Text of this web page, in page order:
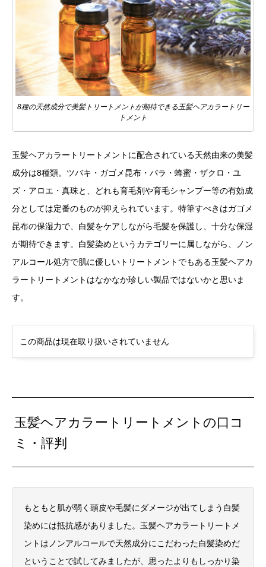
8種の天然成分で美髪トリートメントが期待できる玉髪ヘアカラートリー
トメント
玉髪ヘアカラートリートメントに配合されている天然由来の美髪
成分は8種類。ツバキ・ガゴメ昆布・バラ・蜂蜜・ザクロ・ユ
ズ・アロエ・真珠と、どれも育毛剤や育毛シャンプー等の有効成
分としては定番のものが抑えられています。特筆すべきはガゴメ
昆布の保湿力で、白髪をケアしながら毛髪を保護し、十分な保湿
が期待できます。白髪染めというカテゴリーに属しながら、ノン
アルコール処方で肌に優しいトリートメントでもある玉髪ヘアカ
ラートリートメントはなかなか珍しい製品ではないかと思いま
す。
この商品は現在取り扱いされていません
玉髪ヘアカラートリートメントの口コ
ミ・評判
もともと肌が弱く頭皮や毛髪にダメージが出てしまう白髪
染めには抵抗感がありました。玉髪ヘアカラートリートメ
ントはノンアルコールで天然成分にこだわった白髪染めだ
ということで試してみましたが、思ったよりもしっかり染